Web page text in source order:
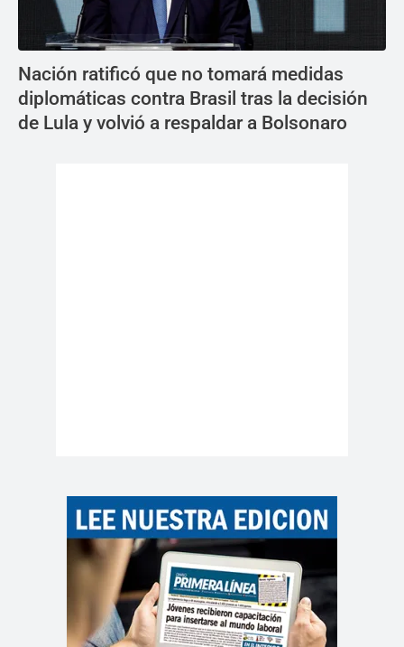
Nación ratificó que no tomará medidas
diplomáticas contra Brasil tras la decisión
de Lula y volvió a respaldar a Bolsonaro